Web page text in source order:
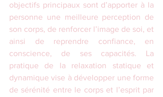
objectifs principaux sont d’apporter à la
personne une meilleure perception de
son corps, de renforcer l’image de soi, et
ainsi de reprendre confiance, en
conscience, de ses capacités. La
pratique de la relaxation statique et
dynamique vise à développer une forme
de sérénité entre le corps et l’esprit par